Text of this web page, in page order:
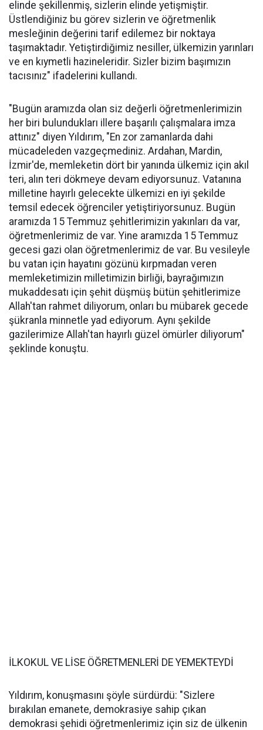
elinde şekillenmiş, sizlerin elinde yetişmiştir.
Üstlendiğiniz bu görev sizlerin ve öğretmenlik
mesleğinin değerini tarif edilemez bir noktaya
taşımaktadır. Yetiştirdiğimiz nesiller, ülkemizin yarınları
ve en kıymetli hazineleridir. Sizler bizim başımızın
tacısınız" ifadelerini kullandı.
"Bugün aramızda olan siz değerli öğretmenlerimizin
her biri bulundukları illere başarılı çalışmalara imza
attınız" diyen Yıldırım, "En zor zamanlarda dahi
mücadeleden vazgeçmediniz. Ardahan, Mardin,
İzmir'de, memleketin dört bir yanında ülkemiz için akıl
teri, alın teri dökmeye devam ediyorsunuz. Vatanına
milletine hayırlı gelecekte ülkemizi en iyi şekilde
temsil edecek öğrenciler yetiştiriyorsunuz. Bugün
aramızda 15 Temmuz şehitlerimizin yakınları da var,
öğretmenlerimiz de var. Yine aramızda 15 Temmuz
gecesi gazi olan öğretmenlerimiz de var. Bu vesileyle
bu vatan için hayatını gözünü kırpmadan veren
memleketimizin milletimizin birliği, bayrağımızın
mukaddesatı için şehit düşmüş bütün şehitlerimize
Allah'tan rahmet diliyorum, onları bu mübarek gecede
şükranla minnetle yad ediyorum. Aynı şekilde
gazilerimize Allah'tan hayırlı güzel ömürler diliyorum"
şeklinde konuştu.
İLKOKUL VE LİSE ÖĞRETMENLERİ DE YEMEKTEYDİ
Yıldırım, konuşmasını şöyle sürdürdü: "Sizlere
bırakılan emanete, demokrasiye sahip çıkan
demokrasi şehidi öğretmenlerimiz için siz de ülkenin